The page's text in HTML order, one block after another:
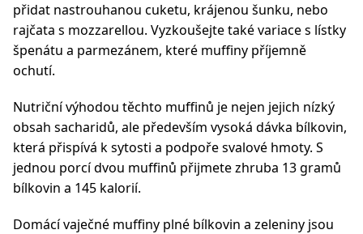
přidat nastrouhanou cuketu, krájenou šunku, nebo
rajčata s mozzarellou. Vyzkoušejte také variace s lístky
špenátu a parmezánem, které muffiny příjemně
ochutí.
Nutriční výhodou těchto muffinů je nejen jejich nízký
obsah sacharidů, ale především vysoká dávka bílkovin,
která přispívá k sytosti a podpoře svalové hmoty. S
jednou porcí dvou muffinů přijmete zhruba 13 gramů
bílkovin a 145 kalorií.
Domácí vaječné muffiny plné bílkovin a zeleniny jsou